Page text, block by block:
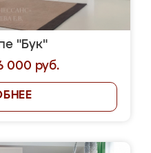
"Бук"
000 руб.